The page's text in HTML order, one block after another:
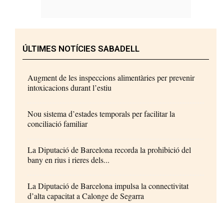
ÚLTIMES NOTÍCIES SABADELL
Augment de les inspeccions alimentàries per prevenir
intoxicacions durant l’estiu
Nou sistema d’estades temporals per facilitar la
conciliació familiar
La Diputació de Barcelona recorda la prohibició del
bany en rius i rieres dels...
La Diputació de Barcelona impulsa la connectivitat
d’alta capacitat a Calonge de Segarra